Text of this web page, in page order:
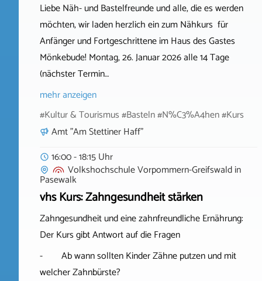
Liebe Näh- und Bastelfreunde und alle, die es werden
möchten, wir laden herzlich ein zum Nähkurs für
Anfänger und Fortgeschrittene im Haus des Gastes
Mönkebude! Montag, 26. Januar 2026 alle 14 Tage
(nächster Termin…
mehr anzeigen
#Kultur & Tourismus #Basteln #N%C3%A4hen #Kurs
Amt "Am Stettiner Haff"
16:00 - 18:15 Uhr
Volkshochschule Vorpommern-Greifswaldin
Pasewalk
vhs Kurs: Zahngesundheit stärken
Zahngesundheit und eine zahnfreundliche Ernährung:
Der Kurs gibt Antwort auf die Fragen
- Ab wann sollten Kinder Zähne putzen und mit
welcher Zahnbürste?